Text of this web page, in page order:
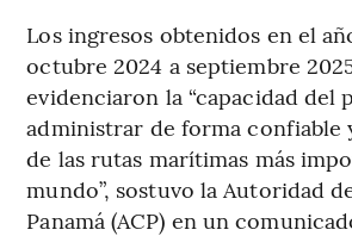
Los ingresos obtenidos en el
octubre 2024 a septiembre
evidenciaron la “capacidad del
administrar de forma confiable
de las rutas marítimas más
mundo”, sostuvo la Autoridad
Panamá (ACP) en un